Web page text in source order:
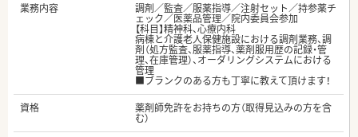
業務内容
調剤／監査／服薬指導／注射セット／持参薬チ
ェック／医薬品管理／院内委員会参加
【科目】精神科、心療内科
病棟と介護老人保健施設における調剤業務、調
剤（処方監査、服薬指導、薬剤服用歴の記録・管
理、在庫管理）、オーダリングシステムにおける
管理
■ブランクのある方も丁寧に教えて頂けます！
資格
薬剤師免許をお持ちの方（取得見込みの方を含
む）